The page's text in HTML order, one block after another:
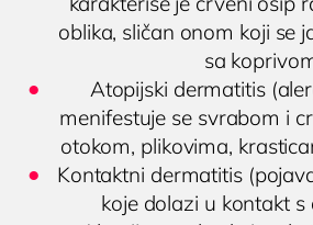
oblika, sličan onom koji se
sa
Atopijski dermatitis
menifestuje se svrabom i
otokom, plikovima,
Kontaktni dermatitis
koje dolazi u kontakt s